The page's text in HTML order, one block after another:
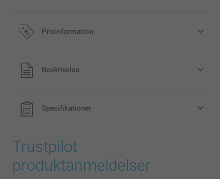
Prisinformation
Alle priser inklusive moms og uden
forsendelsesomkostninger
Beskrivelse
Specifikationer
Trustpilot
produktanmeldelser